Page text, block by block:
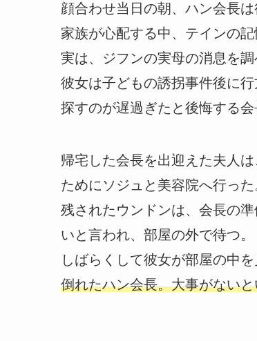
顔合わせ当日の朝、ハン会長は
家族が心配する中、テインの
実は、ジフンの実母の消息を調
彼女は子どもの誘拐事件後に
探すのが遅過ぎたと後悔する
帰宅した会長を出迎えた夫人
ためにソジュと美容院へ行った
残されたウンドンは、会長の
いと言われ、部屋の外で待つ。
しばらくして彼女が部屋の中
倒れたハン会長。大事がない